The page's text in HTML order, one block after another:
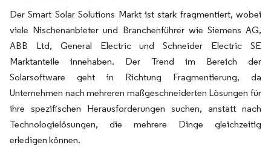
Der Smart Solar Solutions Markt ist stark fragmentiert, wobei
viele Nischenanbieter und Branchenführer wie Siemens AG,
ABB Ltd, General Electric und Schneider Electric SE
Marktanteile innehaben. Der Trend im Bereich der
Solarsoftware geht in Richtung Fragmentierung, da
Unternehmen nach mehreren maßgeschneiderten Lösungen für
ihre spezifischen Herausforderungen suchen, anstatt nach
Technologielösungen, die mehrere Dinge gleichzeitig
erledigen können.